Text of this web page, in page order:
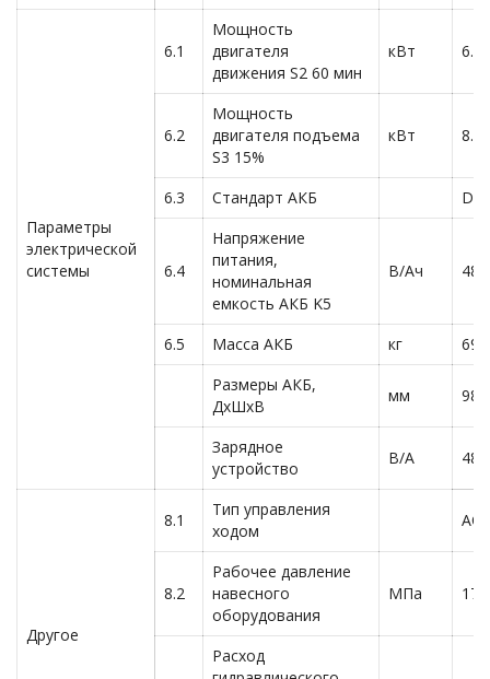
Параметры
электрической
системы
6.1
Мощность
двигателя
движения S2 60 мин
кВт 6.8
6.2
Мощность
двигателя подъема
S3 15%
кВт 8.6
6.3 Стандарт АКБ DIN
6.4
Напряжение
питания,
номинальная
емкость АКБ K5
В/Ач 48/
6.5 Масса АКБ кг
695
Размеры АКБ,
ДxШxВ
мм
Зарядное
устройство
В/А 48
Другое
8.1
Тип управления
ходом
AC
8.2
Рабочее давление
навесного
оборудования
МПа 17.5
Расход